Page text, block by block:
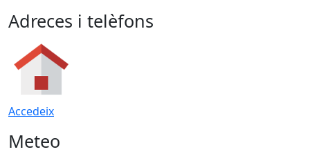
Adreces i telèfons
Accedeix
Meteo